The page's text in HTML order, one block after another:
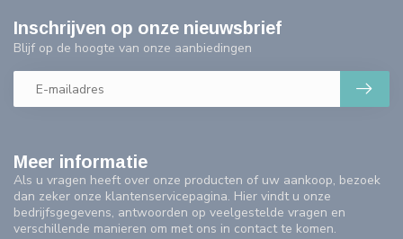
Meer informatie
Als u vragen heeft over onze producten of uw aankoop, bezoek
dan zeker onze klantenservicepagina. Hier vindt u onze
bedrijfsgegevens, antwoorden op veelgestelde vragen en
verschillende manieren om met ons in contact te komen.
Inschrijven op onze nieuwsbrief
Blijf op de hoogte van onze aanbiedingen